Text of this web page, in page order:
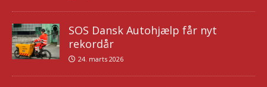
SOS Dansk Autohjælp får nyt
rekordår
24. marts 2026